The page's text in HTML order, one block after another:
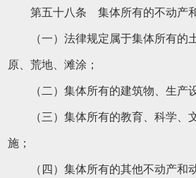
第五十八条 集体所有的不动产和
（一）法律规定属于集体所有的
原、荒地、滩涂；
（二）集体所有的建筑物、生产设
（三）集体所有的教育、科学、
施；
（四）集体所有的其他不动产和动